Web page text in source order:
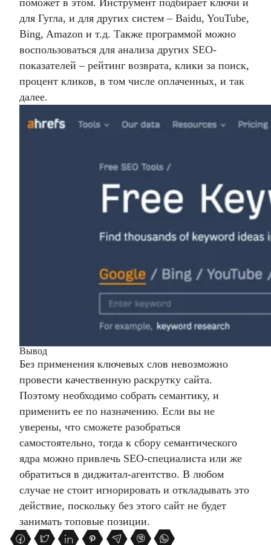
поможет в этом. Инструмент подбирает ключи и
для Гугла, и для других систем – Baidu, YouTube,
Bing, Amazon и т.д. Также программой можно
воспользоваться для анализа других SEO-
показателей – рейтинг возврата, клики за поиск,
процент кликов, в том числе оплаченных, и так
далее.
Вывод
Без применения ключевых слов невозможно
провести качественную раскрутку сайта.
Поэтому необходимо собрать семантику, и
применить ее по назначению. Если вы не
уверены, что сможете разобраться
самостоятельно, тогда к сбору семантического
ядра можно привлечь SEO-специалиста или же
обратиться в диджитал-агентство. В любом
случае не стоит игнорировать и откладывать это
действие, поскольку без этого сайт не будет
занимать топовые позиции.